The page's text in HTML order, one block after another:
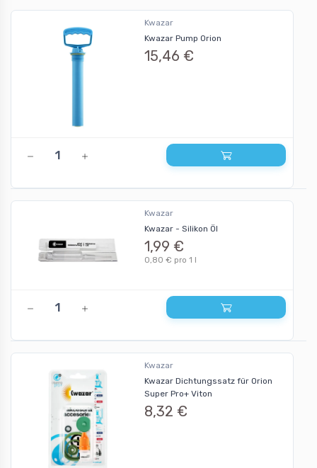
Kwazar
Kwazar Pump Orion
15,46 €
Kwazar
Kwazar - Silikon Öl
1,99 €
0,80 € pro 1 l
Kwazar
Kwazar Dichtungssatz für Orion
Super Pro+ Viton
8,32 €